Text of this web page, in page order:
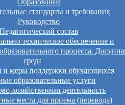
стандарты и требования
Руководство
Педагогический состав
техническое обеспечение и
процесса.
среда
и меры поддержки обучающихся
образовательные услуги
хозяйственная деятельность
места для приема (перевода)